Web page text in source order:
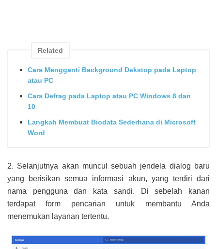
Related
Cara Mengganti Background Dekstop pada Laptop
atau PC
Cara Defrag pada Laptop atau PC Windows 8 dan
10
Langkah Membuat Biodata Sederhana di Microsoft
Word
2. Selanjutnya akan muncul sebuah jendela dialog baru
yang berisikan semua informasi akun, yang terdiri dari
nama pengguna dan kata sandi. Di sebelah kanan
terdapat form pencarian untuk membantu Anda
menemukan layanan tertentu.